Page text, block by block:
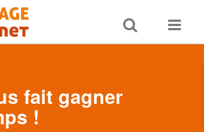
Toggle
search
Toggle
fait gagner
!